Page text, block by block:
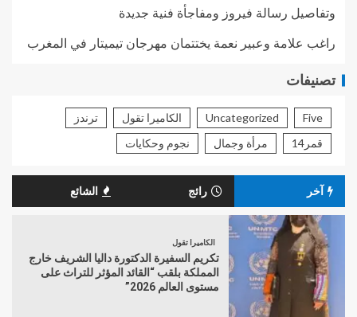
وتفاصيل رسالة فيروز ومفاجأة فنية جديدة
راغب علامة وعبير نعمة يختتمان مهرجان تيميتار في المغرب
تصنيفات
Five
Uncategorized الكاميرا تقول
ترندز
قمر14
مرأة وجمال نجوم وحكايات
آخر رائج الشائع
الكاميرا تقول
تكريم السفيرة الدكتورة داليا الشريف خارج
المملكة بلقب “القائد المؤثر للتراث على
مستوى العالم 2026”